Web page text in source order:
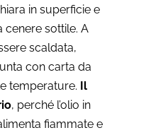
in superficie e
cenere sottile. A
scaldata,
con carta da
temperature. Il
, perché l’olio in
fiammate e